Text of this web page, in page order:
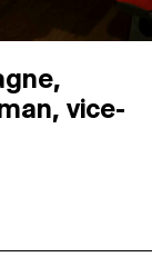
vice-